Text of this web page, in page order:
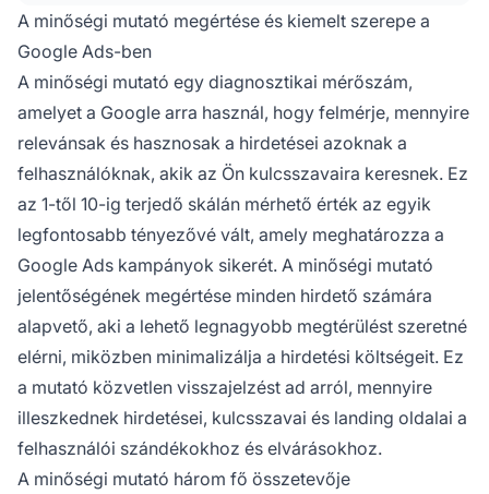
hasznosabbak a felhasználók számára, így
jobb hirdetési pozíciókat érhet el alacsonyabb
költségek mellett, hatékonyabb kampányokat
futtathat, és növelheti a láthatóságát.
A minőségi mutató megértése és kiemelt szerepe a
Google Ads-ben
A minőségi mutató egy diagnosztikai mérőszám,
amelyet a Google arra használ, hogy felmérje, mennyire
relevánsak és hasznosak a hirdetései azoknak a
felhasználóknak, akik az Ön kulcsszavaira keresnek. Ez
az 1-től 10-ig terjedő skálán mérhető érték az egyik
legfontosabb tényezővé vált, amely meghatározza a
Google Ads kampányok sikerét. A minőségi mutató
jelentőségének megértése minden hirdető számára
alapvető, aki a lehető legnagyobb megtérülést szeretné
elérni, miközben minimalizálja a hirdetési költségeit. Ez
a mutató közvetlen visszajelzést ad arról, mennyire
illeszkednek hirdetései, kulcsszavai és landing oldalai a
felhasználói szándékokhoz és elvárásokhoz.
A minőségi mutató három fő összetevője